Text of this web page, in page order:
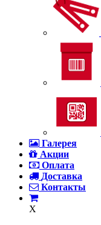
Галерея
Акции
Оплата
Доставка
Контакты
X